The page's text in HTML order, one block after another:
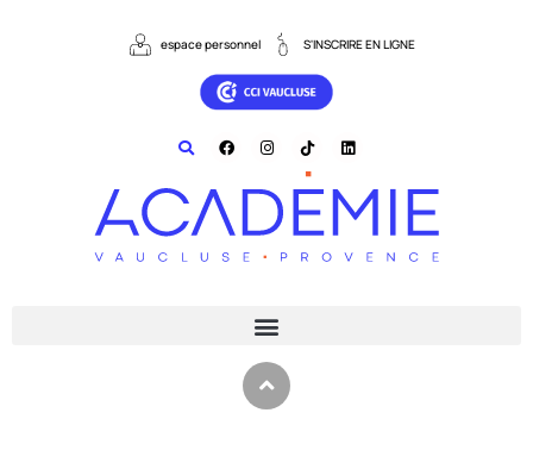
espace personnel S'INSCRIRE EN LIGNE